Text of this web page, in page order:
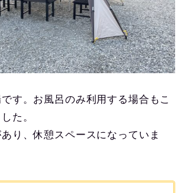
す。お風呂のみ利用する場合もこ
た。
り、休憩スペースになっていま